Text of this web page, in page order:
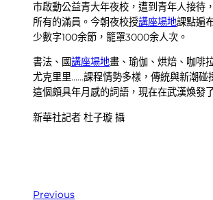
市啟動公益青大年夜校，遭到青年人接待
所有的滿員。今朝夜校授講座場地課點遍
少數字100余節，籠罩3000余人次。
書法、國講座場地畫、瑜伽、烘焙、咖啡
尤克里里……課程情勢多樣，傳統與新潮碰
這個頗具年月感的詞語，現在在武漢煥發
新華社記者 杜子璇 攝
Previous